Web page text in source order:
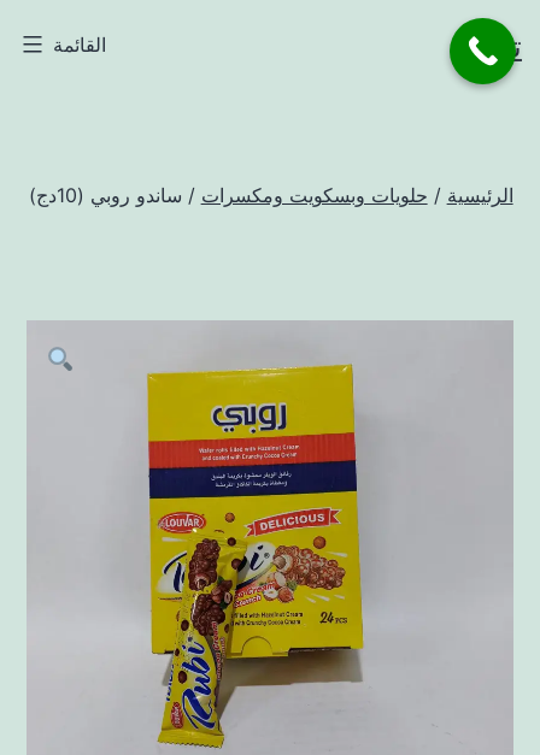
التخطي
إلىتاجر القائمة
الرئيسية / حلويات وبسكويت ومكسرات / ساندو روبي (10دج)